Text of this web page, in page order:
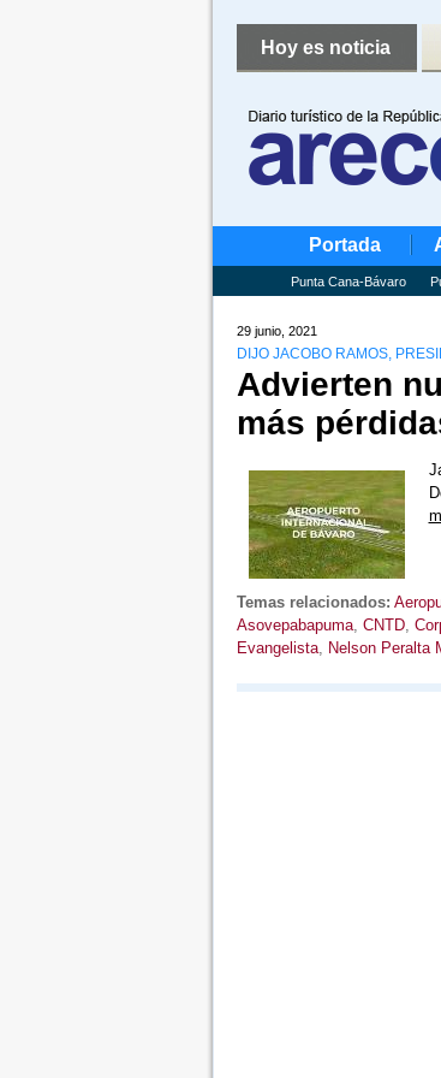
Hoy es noticia
Portada
Punta Cana-Bávaro
29 junio, 2021
DIJO JACOBO RAMOS,
Advierten
más
Temas relacionados:
Asovepabapuma, CNTD,
Evangelista, Nelson Peralta